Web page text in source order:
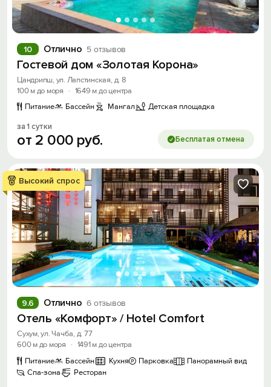
Отлично 5 отзывов
10
Гостевой дом «Золотая Корона»
Цандрипш, ул. Лапстинская, д. 8
100 м до моря
· 1649 м до центра
Питание
Бассейн Мангал Детская площадка
за 1 сутки
от 2 000 руб. Бесплатая отмена
Высокий спрос
Отлично 6 отзывов
9.6
Отель «Комфорт» / Hotel Comfort
Сухум, ул. Чачба, д. 77
600 м до моря
· 1491 м до центра
Питание
Бассейн Кухня Парковка
Панорамный вид
Спа-зона
Ресторан